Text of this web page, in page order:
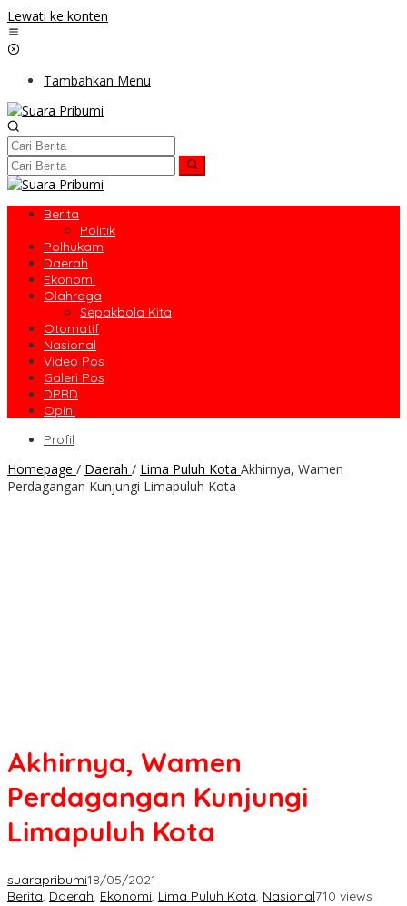
Lewati ke konten
Tambahkan Menu
Berita
Politik
Polhukam
Daerah
Ekonomi
Olahraga
Sepakbola Kita
Otomatif
Nasional
Video Pos
Galeri Pos
DPRD
Opini
Profil
Homepage / Daerah / Lima Puluh Kota Akhirnya, Wamen
Perdagangan Kunjungi Limapuluh Kota
Akhirnya, Wamen
Perdagangan Kunjungi
Limapuluh Kota
suarapribumi18/05/2021
Berita, Daerah, Ekonomi, Lima Puluh Kota, Nasional710 views